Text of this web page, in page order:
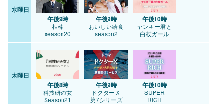
水曜日
午後9時
相棒
season20
午後9時
おいしい給食
season2
午後10時
ヤンキー君と
白杖ガール
木曜日
午後8時
科捜研の女
Season21
午後9時
ドクターＸ
第7シリーズ
午後10時
SUPER
RICH